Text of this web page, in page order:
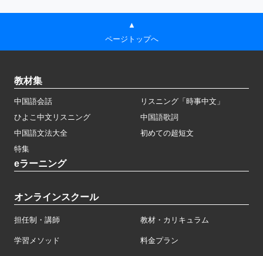
▲
ページトップへ
教材集
中国語会話
リスニング「時事中文」
ひよこ中文リスニング
中国語歌詞
中国語文法大全
初めての超短文
特集
eラーニング
オンラインスクール
担任制・講師 教材・カリキュラム
学習メソッド 料金プラン